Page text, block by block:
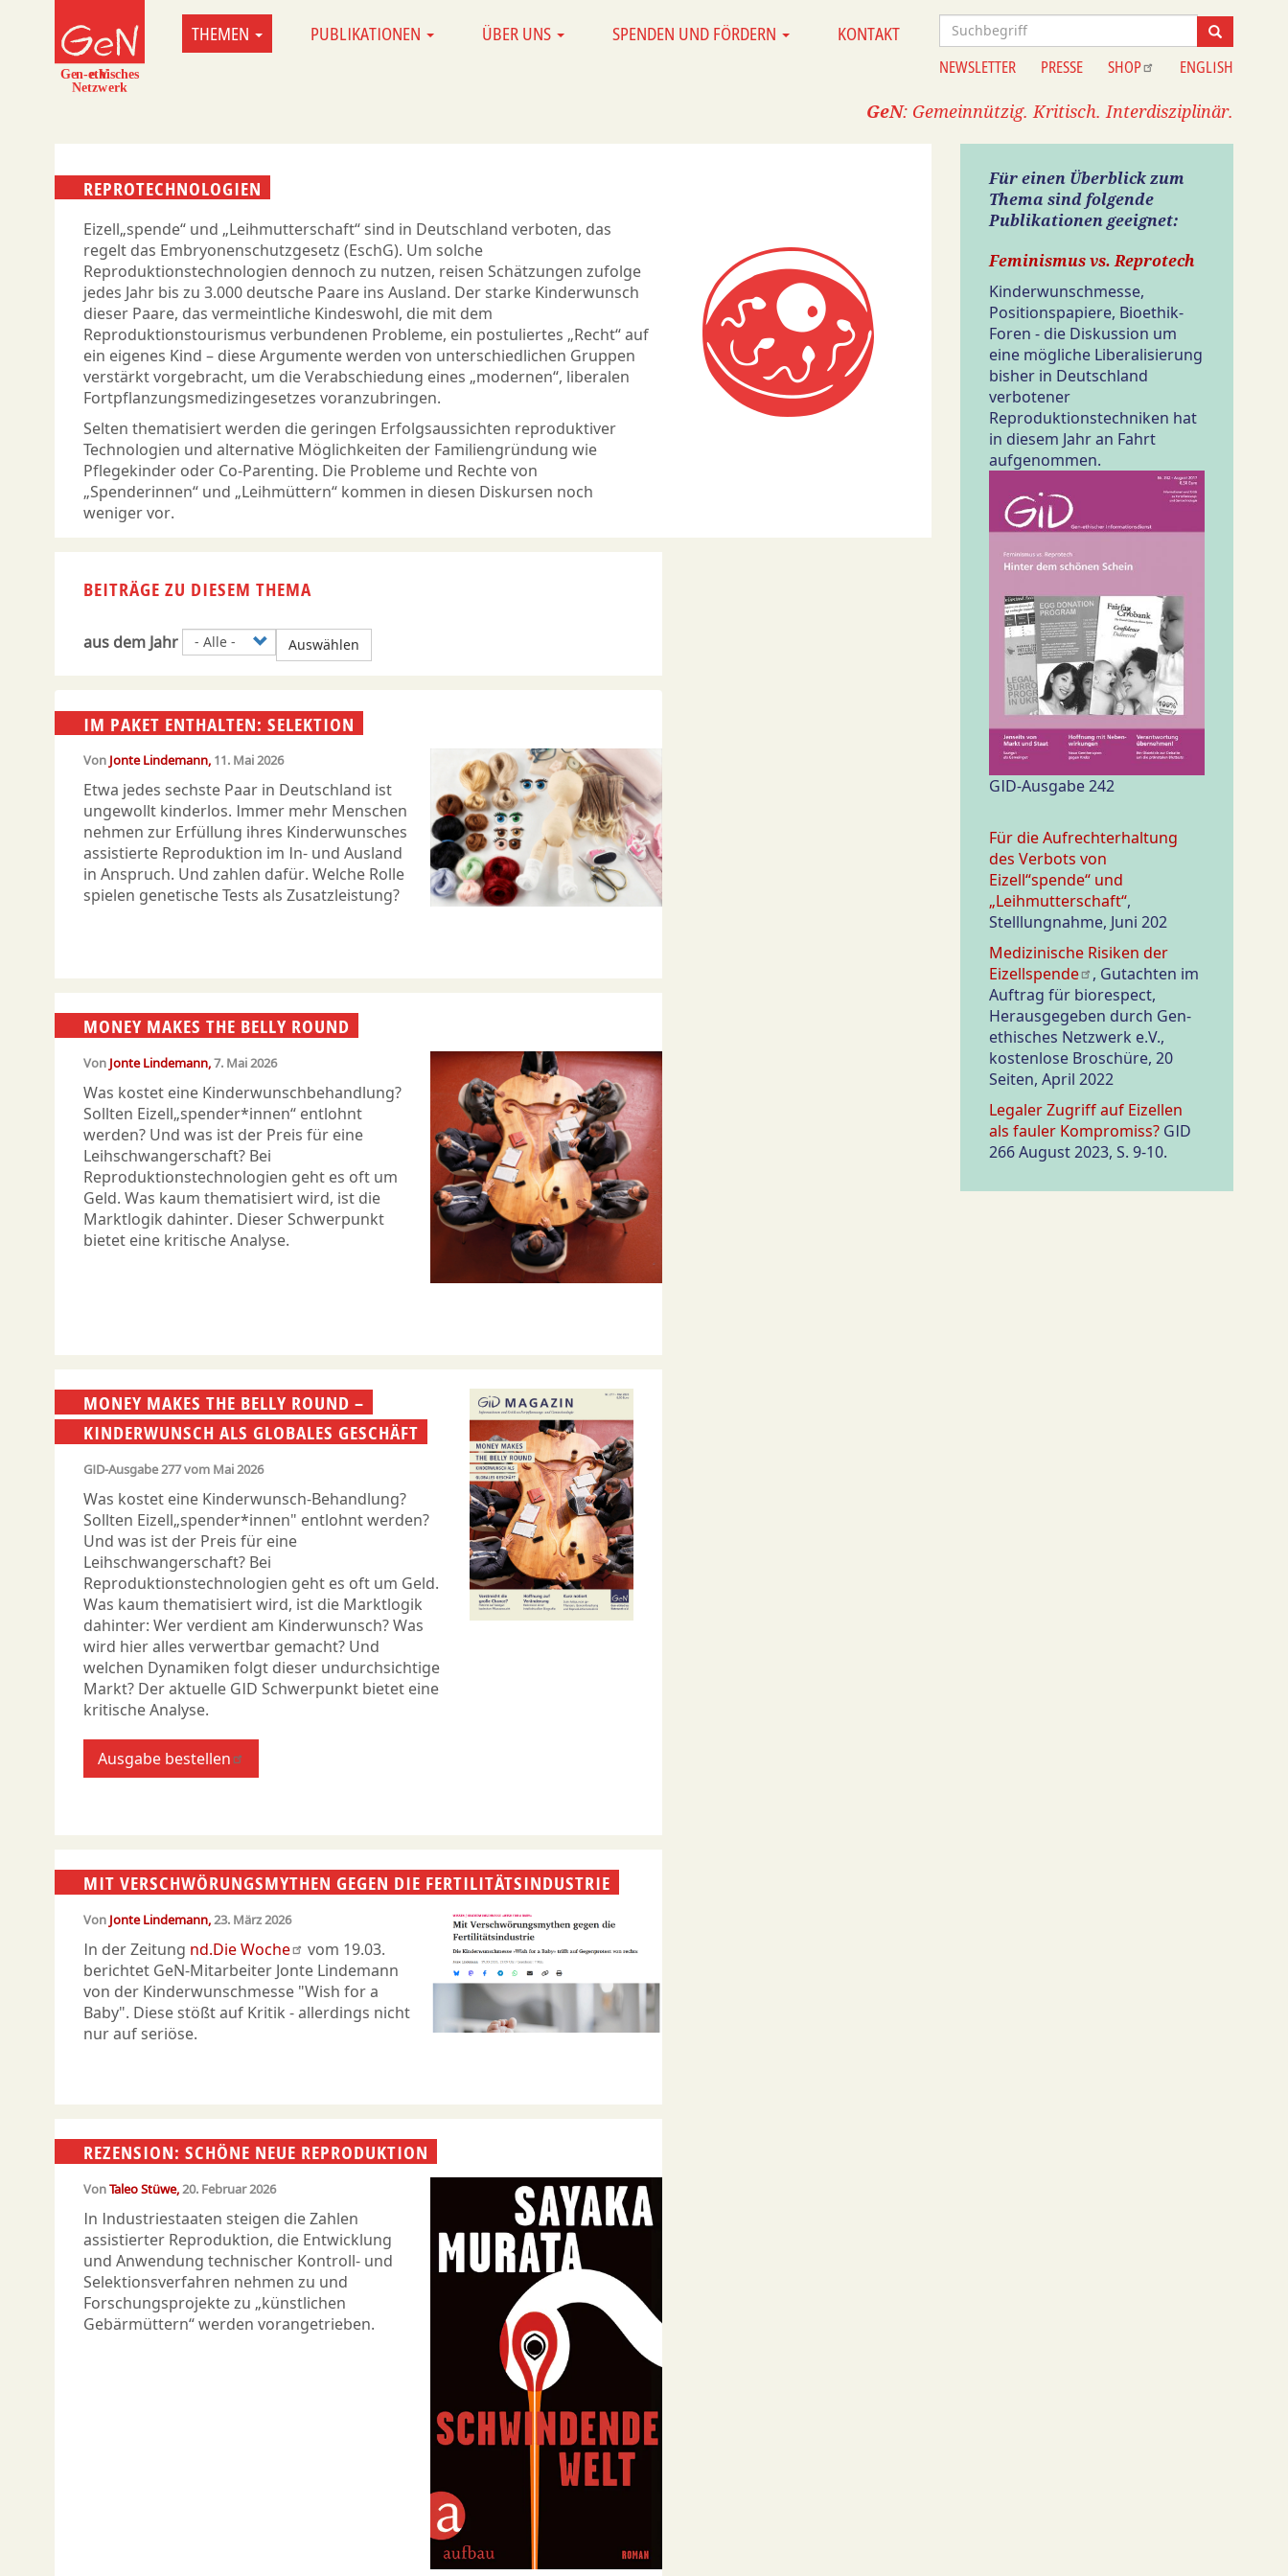
MAIN
NAVIGATION
THEMEN PUBLIKATIONEN ÜBER UNS SPENDEN UND FÖRDERN KONTAKT Suche
Information
NEWSLETTER PRESSE SHOP ENGLISH
GeN: Gemeinnützig. Kritisch. Interdisziplinär.
REPROTECHNOLOGIEN
Eizell„spende“ und „Leihmutterschaft“ sind in Deutschland verboten, das
regelt das Embryonenschutzgesetz (EschG). Um solche
Reproduktionstechnologien dennoch zu nutzen, reisen Schätzungen zufolge
jedes Jahr bis zu 3.000 deutsche Paare ins Ausland. Der starke Kinderwunsch
dieser Paare, das vermeintliche Kindeswohl, die mit dem
Reproduktionstourismus verbundenen Probleme, ein postuliertes „Recht“ auf
ein eigenes Kind – diese Argumente werden von unterschiedlichen Gruppen
verstärkt vorgebracht, um die Verabschiedung eines „modernen“, liberalen
Fortpflanzungsmedizingesetzes voranzubringen.
Selten thematisiert werden die geringen Erfolgsaussichten reproduktiver
Technologien und alternative Möglichkeiten der Familiengründung wie
Pflegekinder oder Co-Parenting. Die Probleme und Rechte von
„Spenderinnen“ und „Leihmüttern“ kommen in diesen Diskursen noch
weniger vor.
BEITRÄGE ZU DIESEM THEMA
aus dem Jahr Auswählen
IM PAKET ENTHALTEN: SELEKTION
Von Jonte Lindemann 11. Mai 2026
Etwa jedes sechste Paar in Deutschland ist
ungewollt kinderlos. Immer mehr Menschen
nehmen zur Erfüllung ihres Kinderwunsches
assistierte Reproduktion im In- und Ausland
in Anspruch. Und zahlen dafür. Welche Rolle
spielen genetische Tests als Zusatzleistung?
MONEY MAKES THE BELLY ROUND
Von Jonte Lindemann 7. Mai 2026
Was kostet eine Kinderwunschbehandlung?
Sollten Eizell„spender*innen“ entlohnt
werden? Und was ist der Preis für eine
Leihschwangerschaft? Bei
Reproduktionstechnologien geht es oft um
Geld. Was kaum thematisiert wird, ist die
Marktlogik dahinter. Dieser Schwerpunkt
bietet eine kritische Analyse.
MONEY MAKES THE BELLY ROUND –
KINDERWUNSCH ALS GLOBALES GESCHÄFT
GID-Ausgabe277vom Mai 2026
Was kostet eine Kinderwunsch-Behandlung?
Sollten Eizell„spender*innen" entlohnt werden?
Und was ist der Preis für eine
Leihschwangerschaft? Bei
Reproduktionstechnologien geht es oft um Geld.
Was kaum thematisiert wird, ist die Marktlogik
dahinter: Wer verdient am Kinderwunsch? Was
wird hier alles verwertbar gemacht? Und
welchen Dynamiken folgt dieser undurchsichtige
Markt? Der aktuelle GID Schwerpunkt bietet eine
kritische Analyse.
Ausgabe bestellen
MIT VERSCHWÖRUNGSMYTHEN GEGEN DIE FERTILITÄTSINDUSTRIE
Von Jonte Lindemann 23. März 2026
In der Zeitung nd.Die Woche
vom 19.03.
berichtet GeN-Mitarbeiter Jonte Lindemann
von der Kinderwunschmesse "Wish for a
Baby". Diese stößt auf Kritik - allerdings nicht
nur auf seriöse.
REZENSION: SCHÖNE NEUE REPRODUKTION
VonTaleo Stüwe 20. Februar 2026
In Industriestaaten steigen die Zahlen
assistierter Reproduktion, die Entwicklung
und Anwendung technischer Kontroll- und
Selektionsverfahren nehmen zu und
Forschungsprojekte zu „künstlichen
Gebärmüttern“ werden vorangetrieben.
Für einen Überblick zum
Thema sind folgende
Publikationen geeignet:
Feminismus vs. Reprotech
Kinderwunschmesse,
Positionspapiere, Bioethik-
Foren - die Diskussion um
eine mögliche Liberalisierung
bisher in Deutschland
verbotener
Reproduktionstechniken hat
in diesem Jahr an Fahrt
aufgenommen.
GID-Ausgabe 242
Für die Aufrechterhaltung
des Verbots von
Eizell“spende“ und
„Leihmutterschaft“,
Stelllungnahme, Juni 202
Medizinische Risiken der
Eizellspende
, Gutachten im
Auftrag für biorespect,
Herausgegeben durch Gen-
ethisches Netzwerk e.V.,
kostenlose Broschüre, 20
Seiten, April 2022
Legaler Zugriff auf Eizellen
als fauler Kompromiss? GID
266 August 2023, S. 9-10.